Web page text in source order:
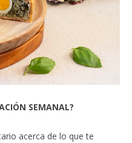
SEMANAL?
acerca de lo que te